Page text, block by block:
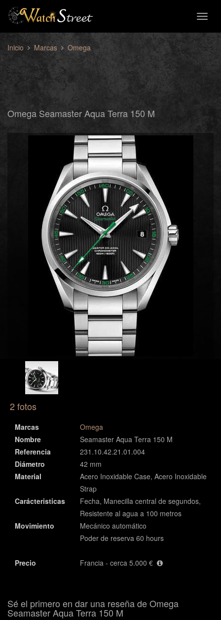
Inicio Marcas Omega
Omega Seamaster Aqua Terra 150 M
2 fotos
Marcas
Omega
Nombre
Seamaster Aqua Terra 150 M
Referencia
231.10.42.21.01.004
Diámetro
42 mm
Material
Acero Inoxidable Case, Acero Inoxidable
Strap
Carácteristicas
Fecha, Manecilla central de segundos,
Resistente al agua a 100 metros
Movimiento
Mecánico automático
Poder de reserva 60 hours
Precio Francia - cerca 5.000 €
Sé el primero en dar una reseña de Omega
Seamaster Aqua Terra 150 M